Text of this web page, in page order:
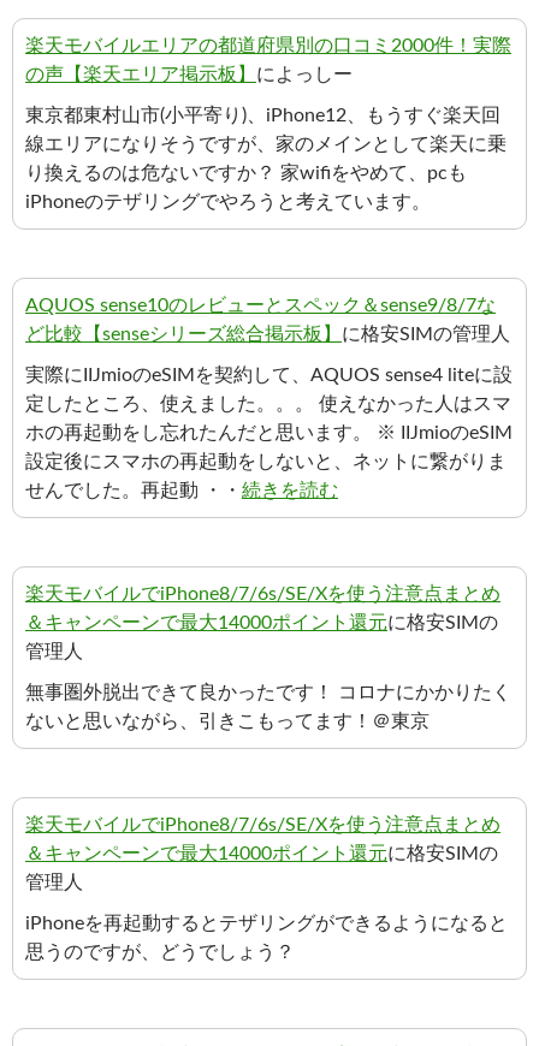
楽天モバイルエリアの都道府県別の口コミ2000件！実際
の声【楽天エリア掲示板】 によっしー
東京都東村山市(小平寄り)、iPhone12、もうすぐ楽天回
線エリアになりそうですが、家のメインとして楽天に乗
り換えるのは危ないですか？ 家wifiをやめて、pcも
iPhoneのテザリングでやろうと考えています。
AQUOS sense10のレビューとスペック＆sense9/8/7な
ど比較【senseシリーズ総合掲示板】 に格安SIMの管理人
実際にIIJmioのeSIMを契約して、AQUOS sense4 liteに設
定したところ、使えました。。。 使えなかった人はスマ
ホの再起動をし忘れたんだと思います。 ※ IIJmioのeSIM
設定後にスマホの再起動をしないと、ネットに繋がりま
せんでした。再起動 ・・ 続きを読む
楽天モバイルでiPhone8/7/6s/SE/Xを使う注意点まとめ
＆キャンペーンで最大14000ポイント還元に格安SIMの
管理人
無事圏外脱出できて良かったです！ コロナにかかりたく
ないと思いながら、引きこもってます！＠東京
楽天モバイルでiPhone8/7/6s/SE/Xを使う注意点まとめ
＆キャンペーンで最大14000ポイント還元に格安SIMの
管理人
iPhoneを再起動するとテザリングができるようになると
思うのですが、どうでしょう？